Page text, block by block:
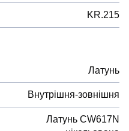
KR.215
Латунь
Внутрішня-зовнішня
Латунь CW617N